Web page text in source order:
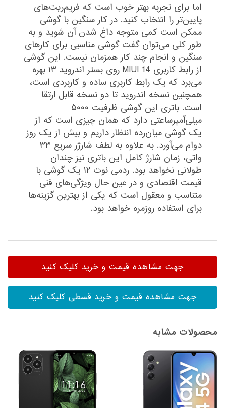
اما برای تجربه بهتر خوب است که فریم‌ریت‌های
پایین‌تر را انتخاب کنید. در کار سنگین با گوشی
ممکن است کمی متوجه داغ شدن آن شوید و به
طور کلی می‌توان گفت گوشی مناسبی برای کارهای
سنگین و انجام چند کار همزمان نیست. این گوشی
از رابط کاربری MIUI 14 روی بستر اندروید ۱۳ بهره
می‌برد که یک رابط کاربری ساده و کاربردی است،
همچنین نسخه اندروید تا دو نسخه قابل ارتقا
است. باتری این گوشی ظرفیت ۵۰۰۰
میلی‌آمپرساعتی دارد که همان چیزی است که از
یک گوشی میان‌رده انتظار داریم و بیش از یک روز
دوام می‌آورد. به علاوه به لطف شارژر سریع ۳۳
واتی، زمان شارژ کامل این باتری نیز چندان
طولانی نخواهد بود. ردمی نوت ۱۲ یک گوشی با
قیمت اقتصادی و در عین حال ویژگی‌های فنی
متناسب و معقول است که یکی از بهترین گزینه‌ها
برای استفاده روزمره خواهد بود.
جهت مشاهده قیمت و خرید کلیک کنید
جهت مشاهده قیمت و خرید قسطی کلیک کنید
محصولات مشابه